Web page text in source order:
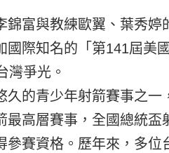
錦富與教練歐翼、葉秀婷
國際知名的「第141屆美
灣爭光。
的青少年射箭賽事之一
最高層賽事，全國總統盃
參賽資格。歷年來，多